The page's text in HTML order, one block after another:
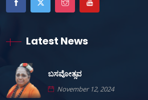
Latest News
ಬಸವೋತ್ಸವ
November 12, 2024